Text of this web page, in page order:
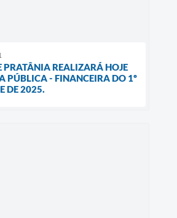
PRATÂNIA REALIZARÁ HOJE
PÚBLICA - FINANCEIRA DO 1º
DE 2025.